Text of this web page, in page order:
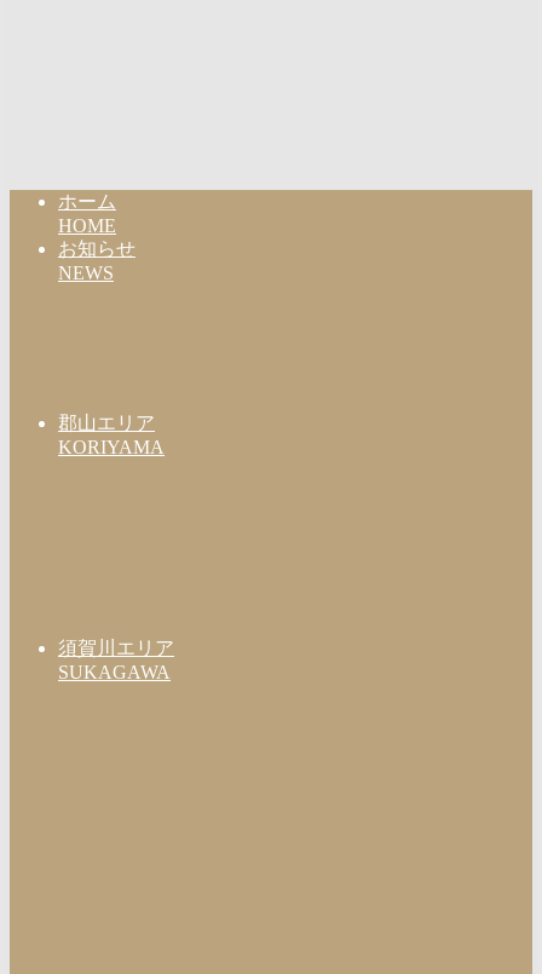
ホーム
HOME
お知らせ
NEWS
郡山エリア
KORIYAMA
須賀川エリア
SUKAGAWA